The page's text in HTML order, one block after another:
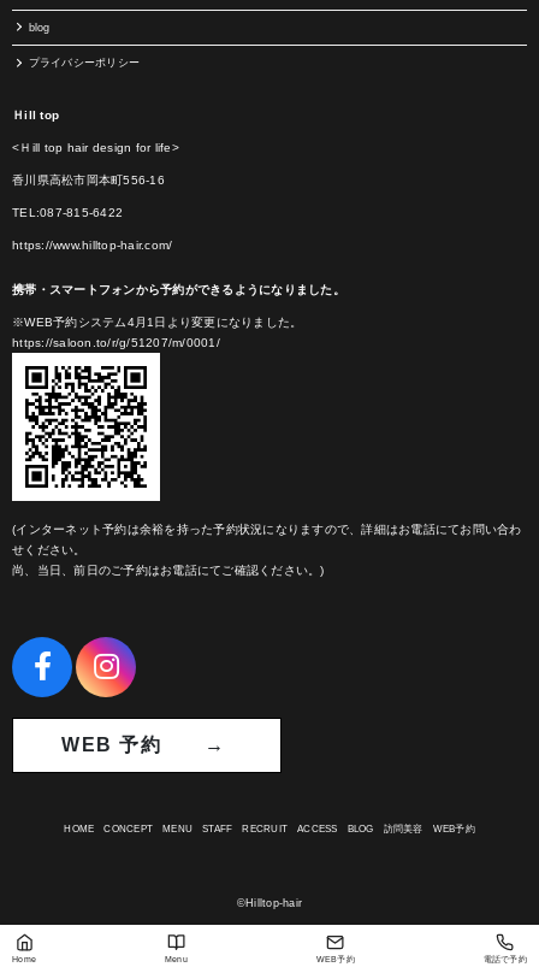
blog
プライバシーポリシー
Ｈill top
<Ｈill top hair design for life>
香川県高松市岡本町556-16
TEL:087-815-6422
https://www.hilltop-hair.com/
携帯・スマートフォンから予約ができるようになりました。
※WEB予約システム4月1日より変更になりました。
https://saloon.to/r/g/51207/m/0001/
(インターネット予約は余裕を持った予約状況になりますので、詳細はお電話にてお問い合わ
せください。
尚、当日、前日のご予約はお電話にてご確認ください。)
WEB 予約 →
HOME CONCEPT MENU STAFF RECRUIT ACCESS BLOG 訪問美容 WEB予約
©Hilltop-hair
Home Menu WEB予約 電話で予約